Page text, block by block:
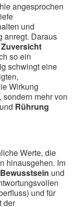
angesprochen
und
anregt. Daraus
Zuversicht
so ein
schwingt eine
Wirkung
mehr von
und Rührung
Werte, die
hinausgehen. Im
Bewusstsein und
und für
der